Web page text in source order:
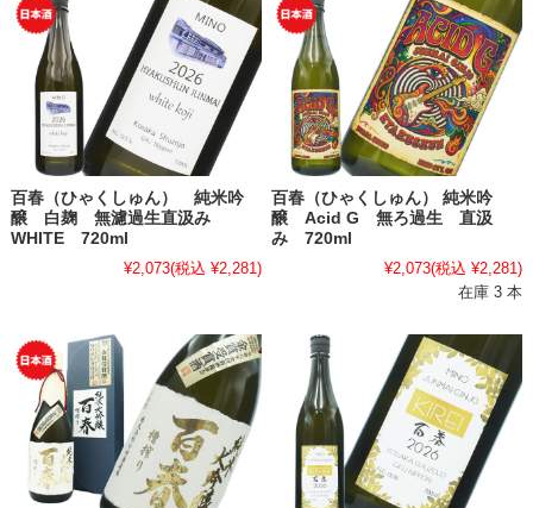
百春（ひゃくしゅん） 純米吟
醸 白麹 無濾過生直汲み
WHITE 720ml
¥2,073(税込 ¥2,281)
百春（ひゃくしゅん） 純米吟
醸 Acid G 無ろ過生 直汲
み 720ml
¥2,073(税込 ¥2,281)
在庫 3 本